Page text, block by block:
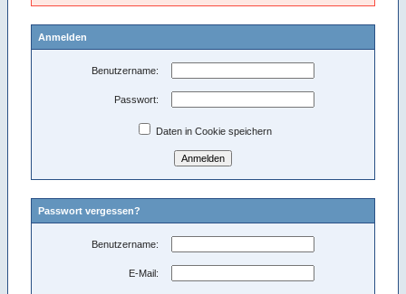
Anmelden
Benutzername:
Passwort:
Daten in Cookie speichern
Passwort vergessen?
Benutzername:
E-Mail: